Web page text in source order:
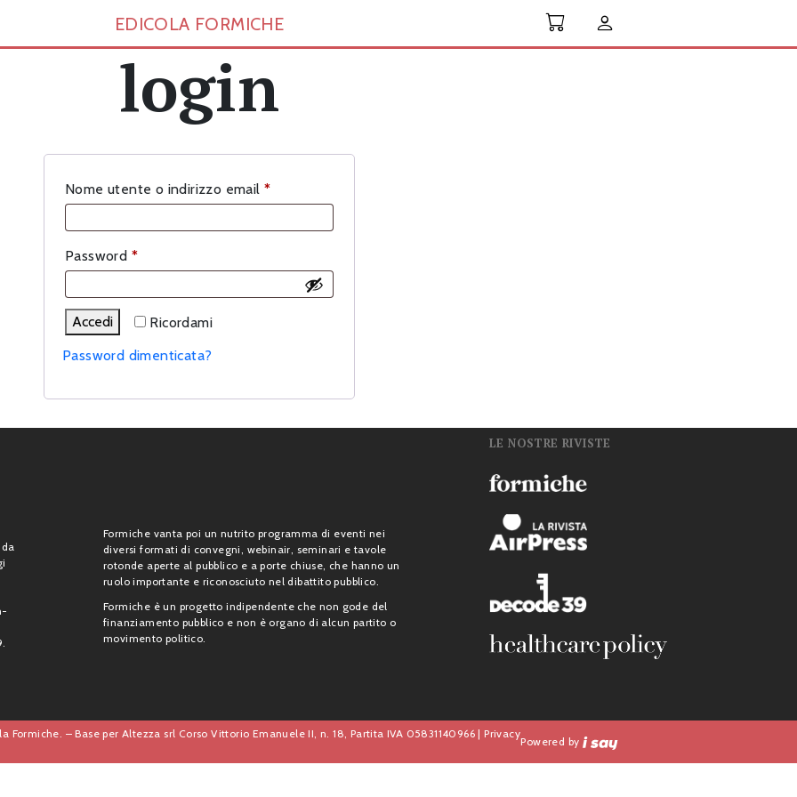
EDICOLA FORMICHE
login
Nome utente o indirizzo email *Richiesto
Password *Richiesto
Ricordami
Accedi
Password dimenticata?
Formiche vanta poi un nutrito programma di eventi nei
diversi formati di convegni, webinair, seminari e tavole
rotonde aperte al pubblico e a porte chiuse, che hanno un
ruolo importante e riconosciuto nel dibattito pubblico.
Formiche è un progetto indipendente che non gode del
finanziamento pubblico e non è organo di alcun partito o
movimento politico.
LE NOSTRE RIVISTE
Formiche. – Base per Altezza srl Corso Vittorio Emanuele II, n. 18, Partita IVA 05831140966 |Privacy
Powered by